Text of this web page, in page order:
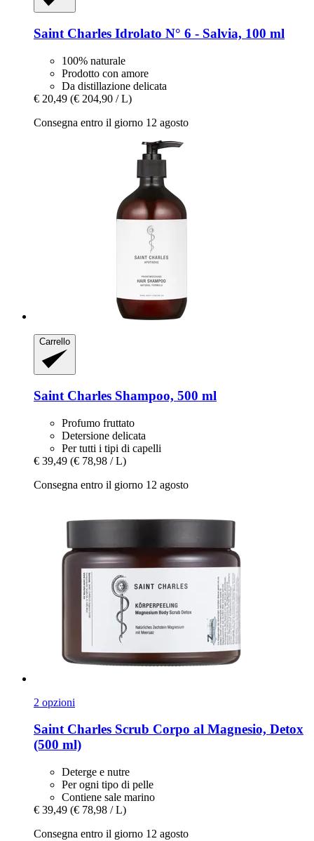
Saint Charles Idrolato N° 6 -​ Salvia, 100 ml
100% naturale
Prodotto con amore
Da distillazione delicata
€ 20,49 (€ 204,90 / L)
Consegna entro il giorno 12 agosto
Carrello
Saint Charles Shampoo, 500 ml
Profumo fruttato
Detersione delicata
Per tutti i tipi di capelli
€ 39,49 (€ 78,98 / L)
Consegna entro il giorno 12 agosto
2 opzioni
Saint Charles Scrub Corpo al Magnesio, Detox
(500 ml)
Deterge e nutre
Per ogni tipo di pelle
Contiene sale marino
€ 39,49 (€ 78,98 / L)
Consegna entro il giorno 12 agosto